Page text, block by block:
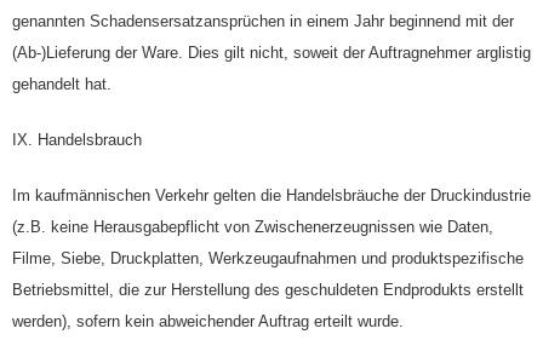
genannten Schadensersatzansprüchen in einem Jahr beginnend mit der
(Ab-)Lieferung der Ware. Dies gilt nicht, soweit der Auftragnehmer arglistig
gehandelt hat.
IX. Handelsbrauch
Im kaufmännischen Verkehr gelten die Handelsbräuche der Druckindustrie
(z.B. keine Herausgabepflicht von Zwischenerzeugnissen wie Daten,
Filme, Siebe, Druckplatten, Werkzeugaufnahmen und produktspezifische
Betriebsmittel, die zur Herstellung des geschuldeten Endprodukts erstellt
werden), sofern kein abweichender Auftrag erteilt wurde.